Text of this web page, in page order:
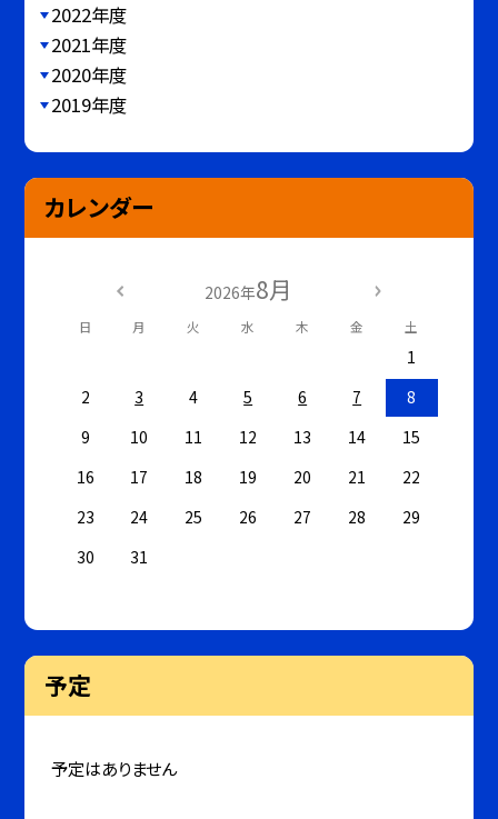
2022年度
2021年度
2020年度
2019年度
カレンダー
2026年8月
日 月 火 水 木 金 土
1
2
3 4 5 6 7
8
9
10 11 12 13 14
15
16
17 18 19 20 21
22
23
24 25 26 27 28
29
30
31
予定
予定はありません